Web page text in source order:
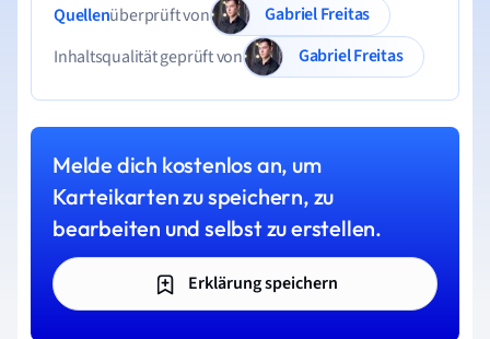
Quellenüberprüft von
Gabriel Freitas
Inhaltsqualität geprüft von
Gabriel Freitas
Melde dich kostenlos an, um
Karteikarten zu speichern, zu
bearbeiten und selbst zu erstellen.
Erklärung speichern